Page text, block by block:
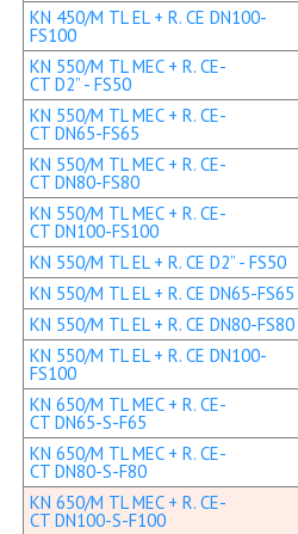
KN 450/M TL EL + R. CE DN100-
FS100
KN 550/M TL MEC + R. CE-
CT D2” - FS50
KN 550/M TL MEC + R. CE-
CT DN65-FS65
KN 550/M TL MEC + R. CE-
CT DN80-FS80
KN 550/M TL MEC + R. CE-
CT DN100-FS100
KN 550/M TL EL + R. CE D2” - FS50
KN 550/M TL EL + R. CE DN65-FS65
KN 550/M TL EL + R. CE DN80-FS80
KN 550/M TL EL + R. CE DN100-
FS100
KN 650/M TL MEC + R. CE-
CT DN65-S-F65
KN 650/M TL MEC + R. CE-
CT DN80-S-F80
KN 650/M TL MEC + R. CE-
CT DN100-S-F100